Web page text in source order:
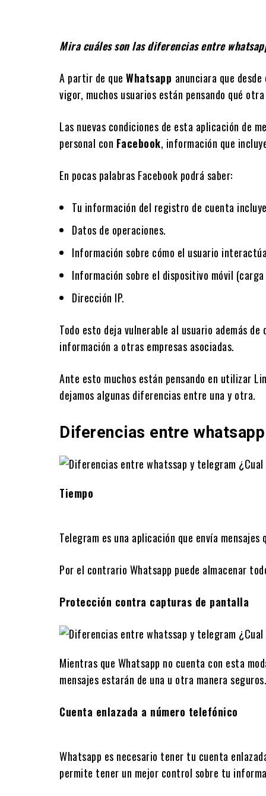
Mira cuáles son las diferencias entre
A partir de que Whatsapp anunciara que
vigor, muchos usuarios están pensando qué
Las nuevas condiciones de esta aplicación de
personal con Facebook, información que
En pocas palabras Facebook podrá saber:
Tu información del registro de cuenta
Datos de operaciones.
Información sobre cómo el usuario
Información sobre el dispositivo móvil
Dirección IP.
Todo esto deja vulnerable al usuario además
información a otras empresas asociadas.
Ante esto muchos están pensando en utilizar
dejamos algunas diferencias entre una y otra.
Diferencias entre
Tiempo
Telegram es una aplicación que envía
Por el contrario Whatsapp puede almacenar
Protección contra capturas de pantalla
Mientras que Whatsapp no cuenta con esta
mensajes estarán de una u otra manera seguros.
Cuenta enlazada a número telefónico
Whatsapp es necesario tener tu cuenta
permite tener un mejor control sobre tu